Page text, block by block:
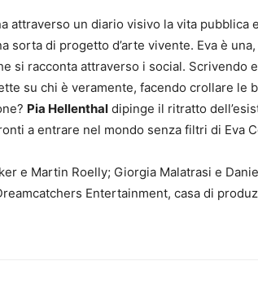
un diario visivo la vita pubblica
di progetto d’arte vivente. Eva è
si racconta attraverso i social. Scrivendo
su chi è veramente, facendo crollare le
Pia Hellenthal dipinge il ritratto
a entrare nel mondo senza filtri di Eva
e Martin Roelly; Giorgia Malatrasi e
Entertainment, casa di